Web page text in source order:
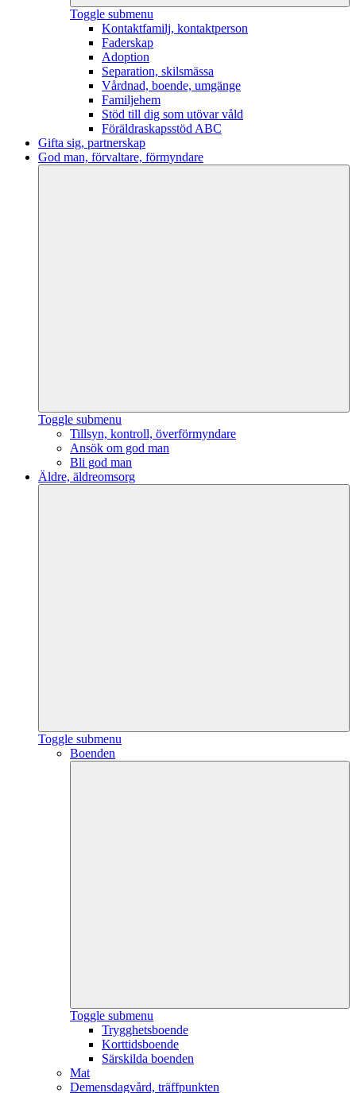
Toggle submenu
Kontaktfamilj, kontaktperson
Faderskap
Adoption
Separation, skilsmässa
Vårdnad, boende, umgänge
Familjehem
Stöd till dig som utövar våld
Föräldraskapsstöd ABC
Gifta sig, partnerskap
God man, förvaltare, förmyndare
Toggle submenu
Tillsyn, kontroll, överförmyndare
Ansök om god man
Bli god man
Äldre, äldreomsorg
Toggle submenu
Boenden
Toggle submenu
Trygghetsboende
Korttidsboende
Särskilda boenden
Mat
Demensdagvård, träffpunkten